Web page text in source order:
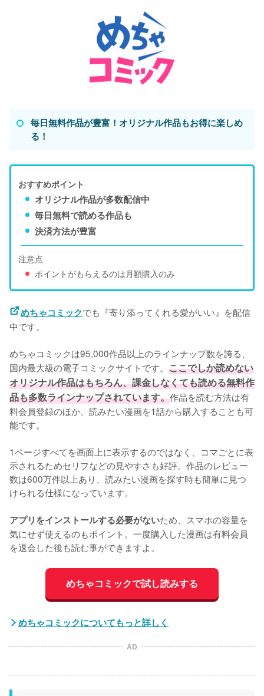
毎日無料作品が豊富！オリジナル作品もお得に楽しめ
る！
おすすめポイント
オリジナル作品が多数配信中
毎日無料で読める作品も
決済方法が豊富
注意点
ポイントがもらえるのは月額購入のみ
めちゃコミックでも『寄り添ってくれる愛がいい』を配信
中です。
めちゃコミックは95,000作品以上のラインナップ数を誇る、
国内最大級の電子コミックサイトです。 ここでしか読めない
オリジナル作品はもちろん、課金しなくても読める無料作
品も多数ラインナップされています。作品を読む方法は有
料会員登録のほか、読みたい漫画を1話から購入することも可
能です。
1ページすべてを画面上に表示するのではなく、コマごとに表
示されるためセリフなどの見やすさも好評。作品のレビュー
数は600万件以上あり、読みたい漫画を探す時も簡単に見つ
けられる仕様になっています。
アプリをインストールする必要がないため、スマホの容量を
気にせず使えるのもポイント。一度購入した漫画は有料会員
を退会した後も読む事ができますよ。
めちゃコミックで試し読みする
めちゃコミックについてもっと詳しく
AD